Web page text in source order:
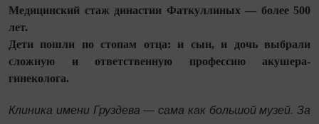
Медицинский стаж династии Фаткуллиных — более 500
лет.
Дети пошли по стопам отца: и сын, и дочь выбрали
сложную и ответственную профессию акушера-
гинеколога.
Клиника имени Груздева — сама как большой музей. За